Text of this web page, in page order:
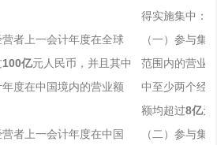
营者上一会计年度在全球
100亿元人民币，并且其中
度在中国境内的营业额
营者上一会计年度在中国
得实施集中：
（一）参与集
范围内的营业
中至少两个经
额均超过8亿元
（二）参与集